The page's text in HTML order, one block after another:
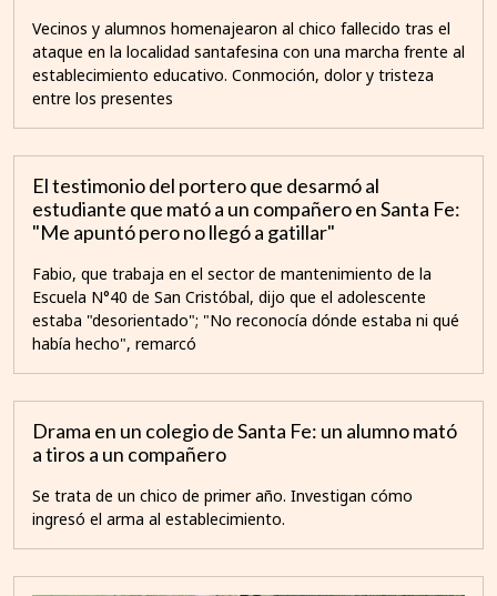
Vecinos y alumnos homenajearon al chico fallecido tras el
ataque en la localidad santafesina con una marcha frente al
establecimiento educativo. Conmoción, dolor y tristeza
entre los presentes
El testimonio del portero que desarmó al
estudiante que mató a un compañero en Santa Fe:
"Me apuntó pero no llegó a gatillar"
Fabio, que trabaja en el sector de mantenimiento de la
Escuela N°40 de San Cristóbal, dijo que el adolescente
estaba "desorientado"; "No reconocía dónde estaba ni qué
había hecho", remarcó
Drama en un colegio de Santa Fe: un alumno mató
a tiros a un compañero
Se trata de un chico de primer año. Investigan cómo
ingresó el arma al establecimiento.